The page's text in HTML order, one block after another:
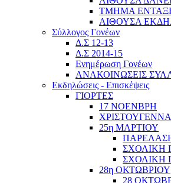
ΤΜΗΜΑ
ΑΙΘΟΥΣΑ
Σύλλογος Γονέων
Δ.Σ 12-13
Δ.Σ 2014-15
Ενημέρωση Γονέων
ΑΝΑΚΟΙΝΩΣΕΙΣ
Εκδηλώσεις - Επισκέψεις
ΓΙΟΡΤΕΣ
17 ΝΟΕΝΒΡΗ
ΧΡΙΣΤΟΥΓΕΝΝΑ
25η ΜΑΡΤΙΟΥ
ΣΧΟΛΙΚΗ
ΣΧΟΛΙΚΗ
28η ΟΚΤΩΒΡΙΟΥ
28